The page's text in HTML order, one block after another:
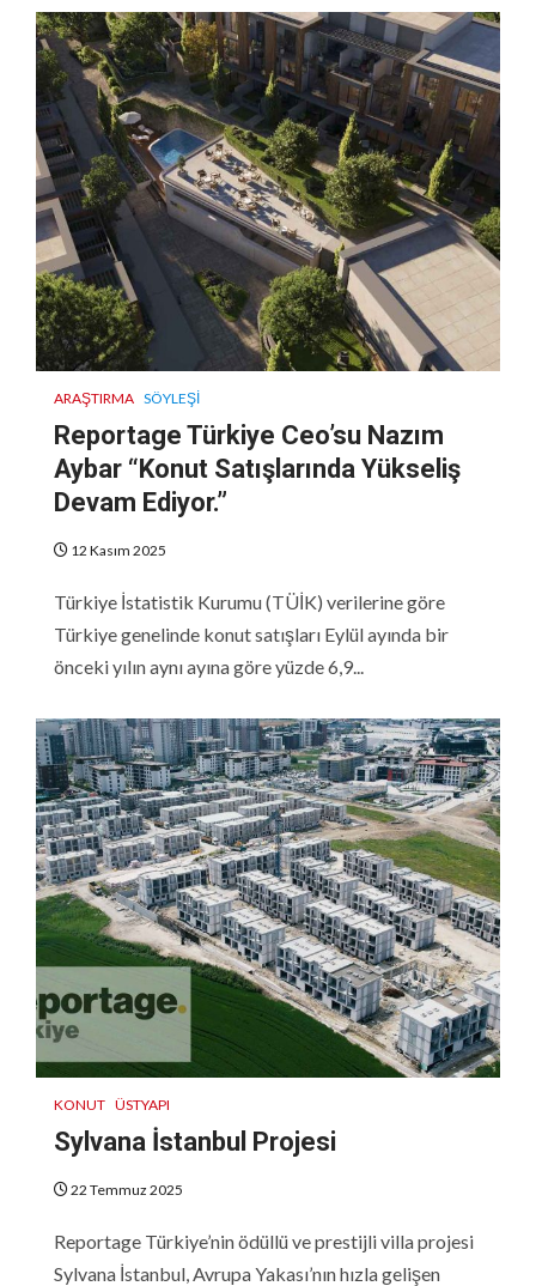
ARAŞTIRMA SÖYLEŞI
Reportage Türkiye Ceo’su Nazım
Aybar “Konut Satışlarında Yükseliş
Devam Ediyor.”
12 Kasım 2025
Türkiye İstatistik Kurumu (TÜİK) verilerine göre
Türkiye genelinde konut satışları Eylül ayında bir
önceki yılın aynı ayına göre yüzde 6,9...
KONUT ÜSTYAPI
Sylvana İstanbul Projesi
22 Temmuz 2025
Reportage Türkiye’nin ödüllü ve prestijli villa projesi
Sylvana İstanbul, Avrupa Yakası’nın hızla gelişen